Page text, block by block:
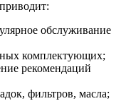
обслуживание
комплектующих;
рекомендаций
фильтров, масла;